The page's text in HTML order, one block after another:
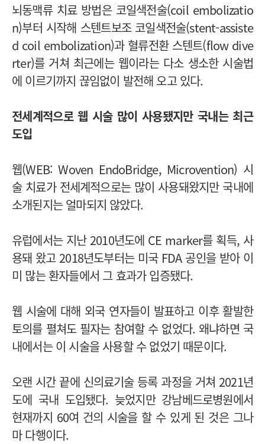
뇌동맥류 치료 방법은 코일색전술(coil embolizatio
n)부터 시작해 스텐트보조 코일색전술(stent-assiste
d coil embolization)과 혈류전환 스텐트(flow dive
rter)를 거쳐 최근에는 웹이라는 다소 생소한 시술법
에 이르기까지 끊임없이 발전해 오고 있다.
전세계적으로 웹 시술 많이 사용됐지만 국내는 최근
도입
웹(WEB: Woven EndoBridge, Microvention) 시
술 치료가 전세계적으로는 많이 사용돼왔지만 국내에
소개된지는 얼마되지 않았다.
유럽에서는 지난 2010년도에 CE marker를 획득, 사
용돼 왔고 2018년도부터는 미국 FDA 공인을 받아 이
미 많는 환자들에서 그 효과가 입증됐다.
웹 시술에 대해 외국 연자들이 발표하고 이후 활발한
토의를 펼쳐도 필자는 참여할 수 없었다. 왜냐하면 국
내에서는 이 시술을 사용할 수 없었기 때문이다.
오랜 시간 끝에 신의료기술 등록 과정을 거쳐 2021년
도에 국내 도입됐다. 늦었지만 강남베드로병원에서
현재까지 60여 건의 시술을 할 수 있게 된 것은 그나
마 다행이다.